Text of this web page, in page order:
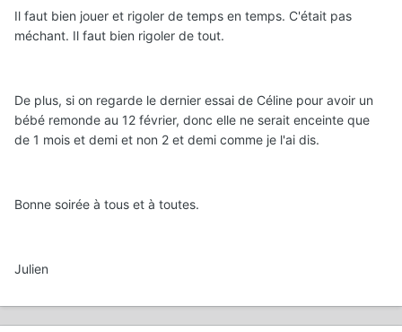
Il faut bien jouer et rigoler de temps en temps. C'était pas
méchant. Il faut bien rigoler de tout.
De plus, si on regarde le dernier essai de Céline pour avoir un
bébé remonde au 12 février, donc elle ne serait enceinte que
de 1 mois et demi et non 2 et demi comme je l'ai dis.
Bonne soirée à tous et à toutes.
Julien